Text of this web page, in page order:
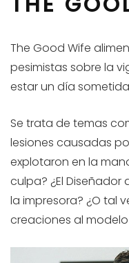
The Good Wife
pesimistas sobre la
estar un día
Se trata de temas
lesiones causadas
explotaron en la
culpa? ¿El Diseñador
la impresora? ¿O tal
creaciones al